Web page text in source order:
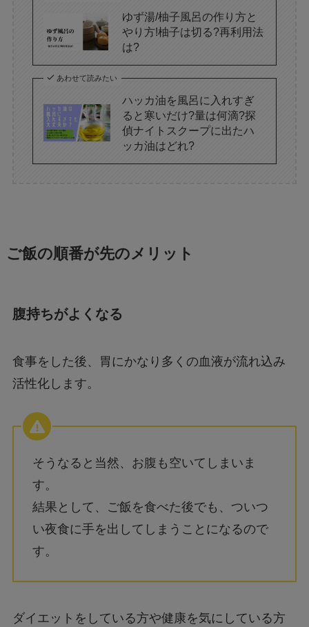
ゆず湯/柚子風呂の作り方と
やり方!柚子は切る?再利用法
は?
あわせて読みたい
ハッカ油を風呂に入れすぎ
ると寒いだけ?量は何滴?探
偵ナイトスクープに出たハ
ッカ油はどれ?
ご飯の順番が先のメリット
腹持ちがよくなる
食事をした後、胃にかなり多くの血液が流れ込み
活性化します。
そうなると当然、お腹も空いてしまいま
す。
結果として、ご飯を食べた後でも、ついつ
い夜食に手を出してしまうことになるので
す。
ダイエットをしている方や健康を気にしている方